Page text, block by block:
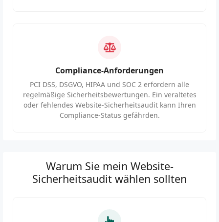
Compliance-Anforderungen
PCI DSS, DSGVO, HIPAA und SOC 2 erfordern alle
regelmäßige Sicherheitsbewertungen. Ein veraltetes
oder fehlendes Website-Sicherheitsaudit kann Ihren
Compliance-Status gefährden.
Warum Sie mein Website-
Sicherheitsaudit wählen sollten